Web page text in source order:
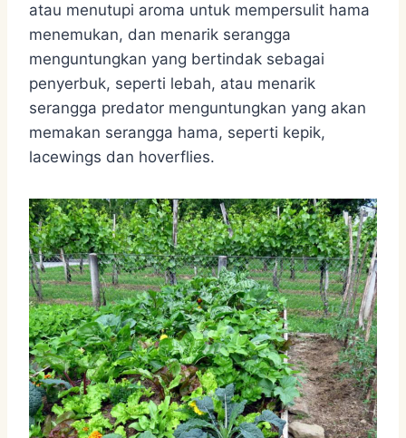
atau menutupi aroma untuk mempersulit hama
menemukan, dan menarik serangga
menguntungkan yang bertindak sebagai
penyerbuk, seperti lebah, atau menarik
serangga predator menguntungkan yang akan
memakan serangga hama, seperti kepik,
lacewings dan hoverflies.